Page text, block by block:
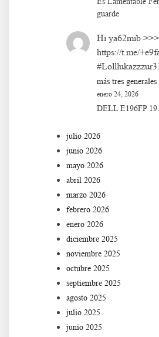
guarde
Hi ya62mib >>>
https://t.me/
más tres generales
enero 24, 2026
DELL E196FP
julio 2026
junio 2026
mayo 2026
abril 2026
marzo 2026
febrero 2026
enero 2026
diciembre 2025
noviembre 2025
octubre 2025
septiembre 2025
agosto 2025
julio 2025
junio 2025